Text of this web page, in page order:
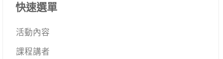
快速選單
活動內容
課程講者